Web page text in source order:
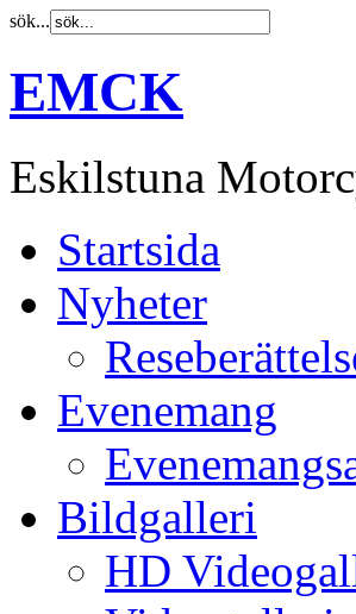
sök...
EMCK
Eskilstuna
Startsida
Nyheter
Evenemang
Bildgalleri
HD